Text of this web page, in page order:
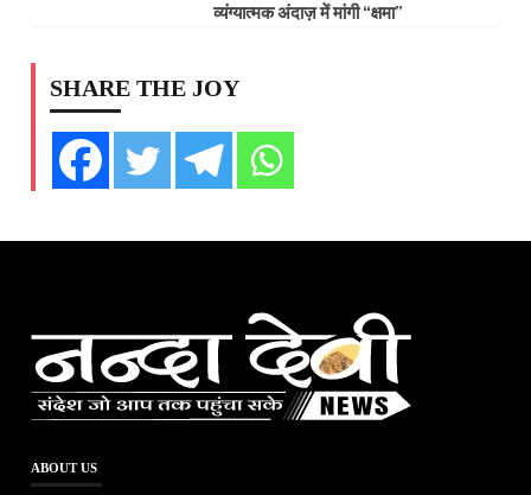
व्यंग्यात्मक अंदाज़ में मांगी “क्षमा”
SHARE THE JOY
ABOUT US